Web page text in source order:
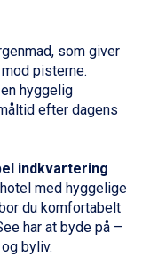
som giver
pisterne.
hyggelig
efter dagens
indkvartering
med hyggelige
du komfortabelt
har at byde på –
byliv.